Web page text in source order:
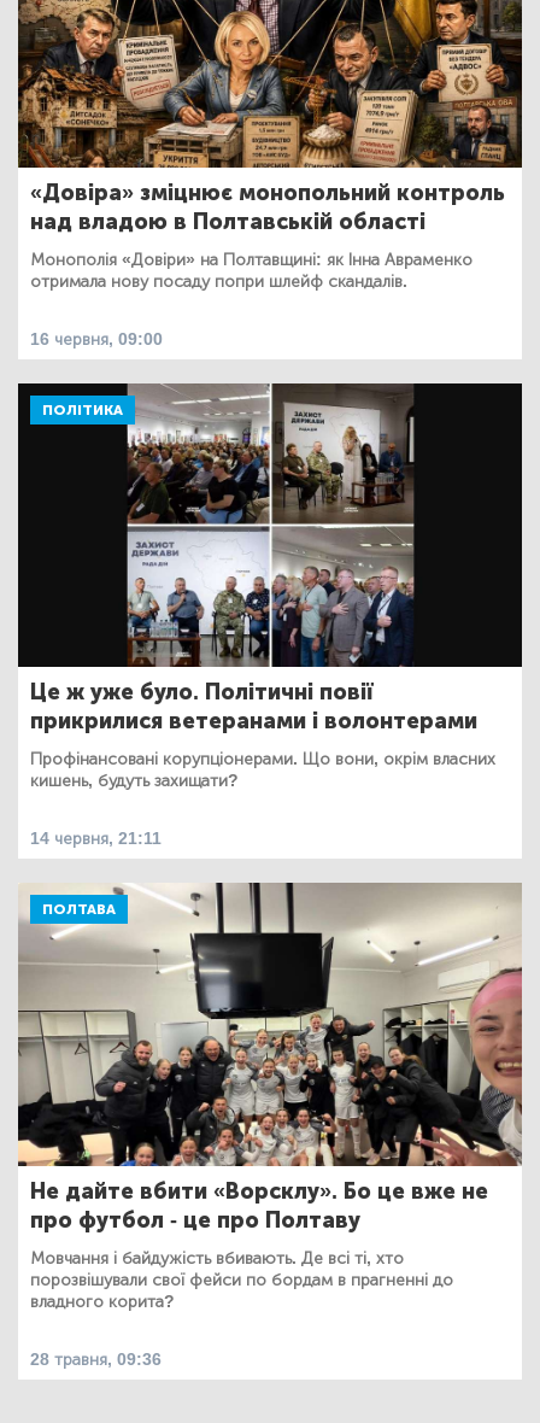
«Довіра» зміцнює монопольний контроль
над владою в Полтавській області
Монополія «Довіри» на Полтавщині: як Інна Авраменко
отримала нову посаду попри шлейф скандалів.
16 червня, 09:00
ПОЛІТИКА
Це ж уже було. Політичні повії
прикрилися ветеранами і волонтерами
Профінансовані корупціонерами. Що вони, окрім власних
кишень, будуть захищати?
14 червня, 21:11
ПОЛТАВА
Не дайте вбити «Ворсклу». Бо це вже не
про футбол - це про Полтаву
Мовчання і байдужість вбивають. Де всі ті, хто
порозвішували свої фейси по бордам в прагненні до
владного корита?
28 травня, 09:36